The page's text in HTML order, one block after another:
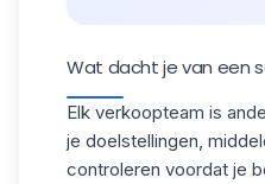
Wat dacht je van een
Elk verkoopteam is
je doelstellingen,
controleren voordat je